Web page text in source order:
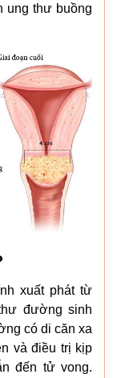
ung thư buồng
xuất phát từ
đường sinh
có di căn xa
và điều trị kịp
đến tử vong.